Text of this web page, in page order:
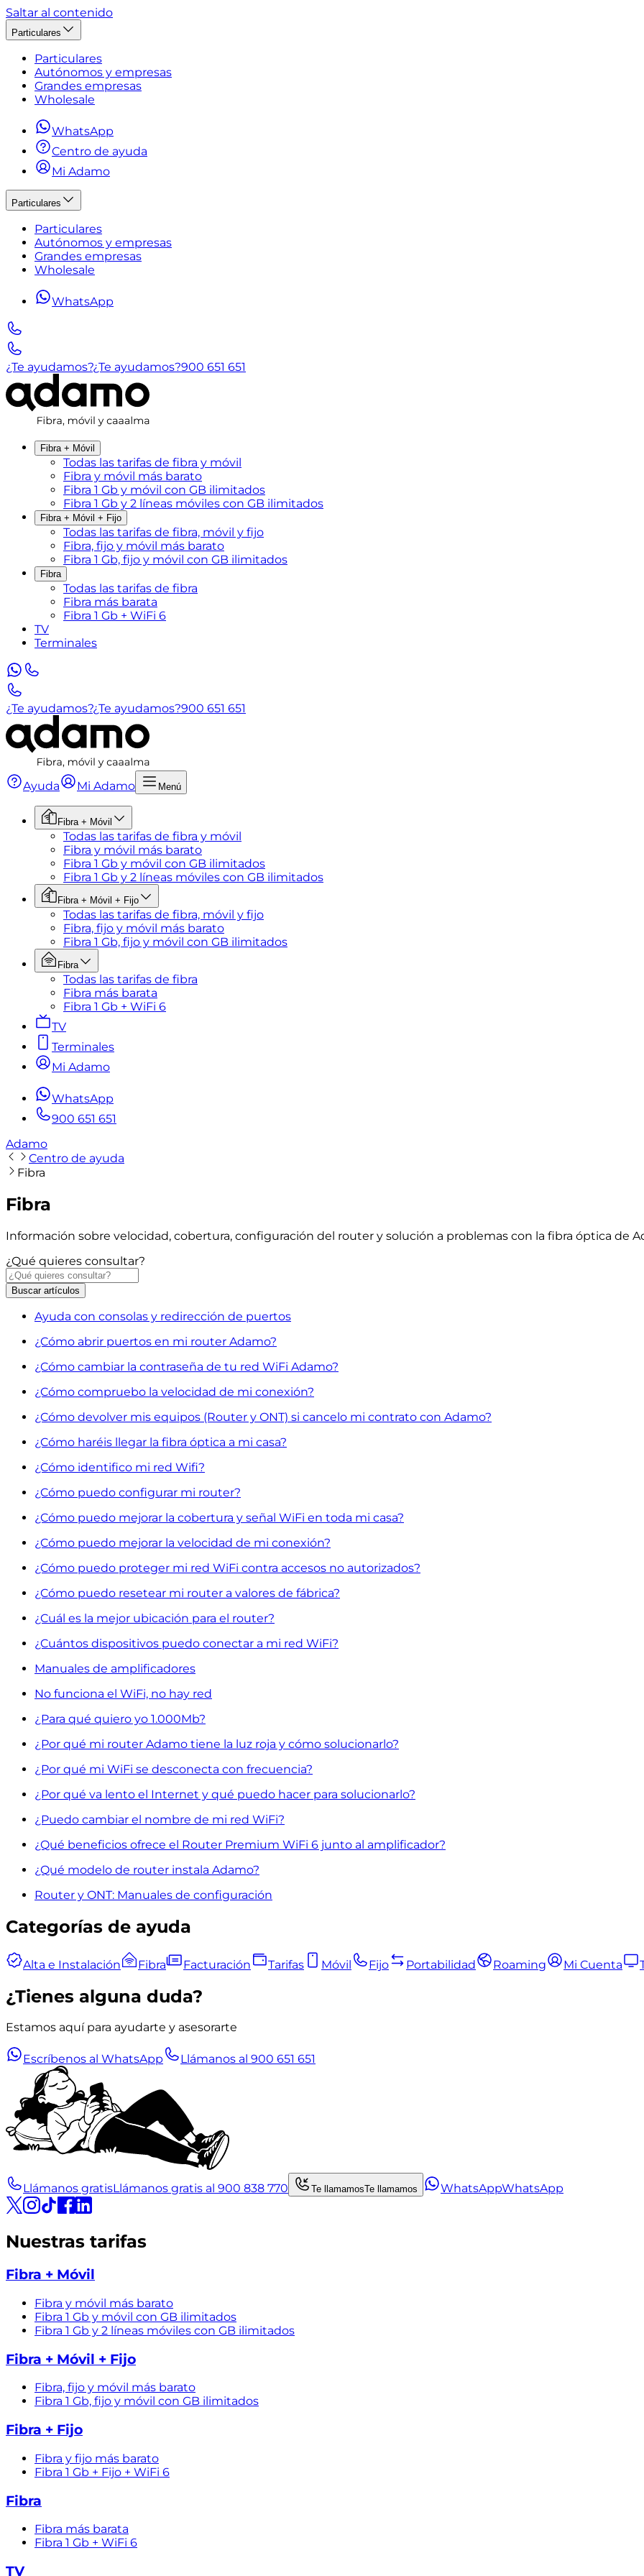
Saltar al contenido
Particulares
Particulares
Autónomos y empresas
Grandes empresas
Wholesale
WhatsApp
Centro de ayuda
Mi Adamo
Particulares
Particulares
Autónomos y empresas
Grandes empresas
Wholesale
WhatsApp
¿Te ayudamos?¿Te ayudamos?900 651 651
Fibra + Móvil
Todas las tarifas de fibra y móvil
Fibra y móvil más barato
Fibra 1 Gb y móvil con GB ilimitados
Fibra 1 Gb y 2 líneas móviles con GB ilimitados
Fibra + Móvil + Fijo
Todas las tarifas de fibra, móvil y fijo
Fibra, fijo y móvil más barato
Fibra 1 Gb, fijo y móvil con GB ilimitados
Fibra
Todas las tarifas de fibra
Fibra más barata
Fibra 1 Gb + WiFi 6
TV
Terminales
¿Te ayudamos?¿Te ayudamos?900 651 651
Ayuda Mi Adamo Menú
Fibra + Móvil
Todas las tarifas de fibra y móvil
Fibra y móvil más barato
Fibra 1 Gb y móvil con GB ilimitados
Fibra 1 Gb y 2 líneas móviles con GB ilimitados
Fibra + Móvil + Fijo
Todas las tarifas de fibra, móvil y fijo
Fibra, fijo y móvil más barato
Fibra 1 Gb, fijo y móvil con GB ilimitados
Fibra
Todas las tarifas de fibra
Fibra más barata
Fibra 1 Gb + WiFi 6
TV
Terminales
Mi Adamo
WhatsApp
900 651 651
Adamo
Centro de ayuda
Fibra
Fibra
Información sobre velocidad, cobertura, configuración del router y solución a problemas con la fibra óptica de
¿Qué quieres consultar?
Buscar artículos
Ayuda con consolas y redirección de puertos
¿Cómo abrir puertos en mi router Adamo?
¿Cómo cambiar la contraseña de tu red WiFi Adamo?
¿Cómo compruebo la velocidad de mi conexión?
¿Cómo devolver mis equipos (Router y ONT) si cancelo mi contrato con Adamo?
¿Cómo haréis llegar la fibra óptica a mi casa?
¿Cómo identifico mi red Wifi?
¿Cómo puedo configurar mi router?
¿Cómo puedo mejorar la cobertura y señal WiFi en toda mi casa?
¿Cómo puedo mejorar la velocidad de mi conexión?
¿Cómo puedo proteger mi red WiFi contra accesos no autorizados?
¿Cómo puedo resetear mi router a valores de fábrica?
¿Cuál es la mejor ubicación para el router?
¿Cuántos dispositivos puedo conectar a mi red WiFi?
Manuales de amplificadores
No funciona el WiFi, no hay red
¿Para qué quiero yo 1.000Mb?
¿Por qué mi router Adamo tiene la luz roja y cómo solucionarlo?
¿Por qué mi WiFi se desconecta con frecuencia?
¿Por qué va lento el Internet y qué puedo hacer para solucionarlo?
¿Puedo cambiar el nombre de mi red WiFi?
¿Qué beneficios ofrece el Router Premium WiFi 6 junto al amplificador?
¿Qué modelo de router instala Adamo?
Router y ONT: Manuales de configuración
Categorías de ayuda
Alta e Instalación Fibra Facturación Tarifas Móvil Fijo Portabilidad Roaming Mi Cuenta
¿Tienes alguna duda?
Estamos aquí para ayudarte y asesorarte
Escríbenos al WhatsApp Llámanos al 900 651 651
Llámanos gratisLlámanos gratis al 900 838 770 Te llamamosTe llamamos WhatsAppWhatsApp
Nuestras tarifas
Fibra + Móvil
Fibra y móvil más barato
Fibra 1 Gb y móvil con GB ilimitados
Fibra 1 Gb y 2 líneas móviles con GB ilimitados
Fibra + Móvil + Fijo
Fibra, fijo y móvil más barato
Fibra 1 Gb, fijo y móvil con GB ilimitados
Fibra + Fijo
Fibra y fijo más barato
Fibra 1 Gb + Fijo + WiFi 6
Fibra
Fibra más barata
Fibra 1 Gb + WiFi 6
TV